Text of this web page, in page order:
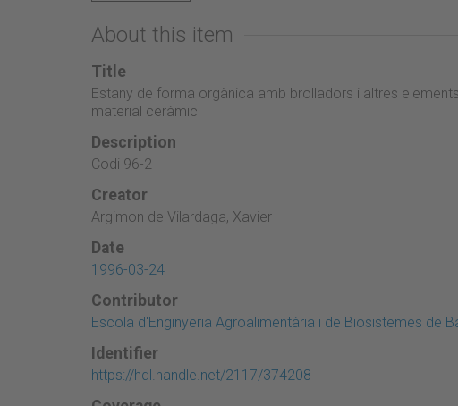
About this item
Title
Estany de forma orgànica amb brolladors i altres
material ceràmic
Description
Codi 96-2
Creator
Argimon de Vilardaga, Xavier
Date
1996-03-24
Contributor
Escola d'Enginyeria Agroalimentària i de Biosistemes de
Identifier
https://hdl.handle.net/2117/374208